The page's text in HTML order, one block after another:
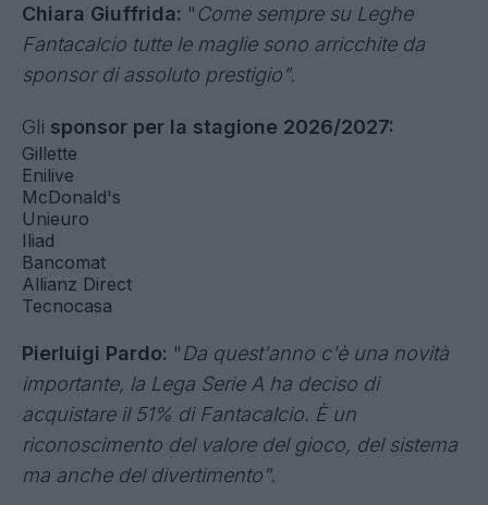
stupito, ma anche la Roma con Gasperini che ha
subito impattato e non era facile .Giocatore
rivelazione? Dico Pio Esposito, sarà il futuro della
Riccardo Trevisani:
miglior difesa, è la squadra che gioca e difende
meglio. Per la rivelazione non possiamo non dire
Malen".
Chiara Giuffrida:
sponsor di assoluto prestigio".
Glisponsor per la stagione 2026/2027:
Gillette
McDonald's